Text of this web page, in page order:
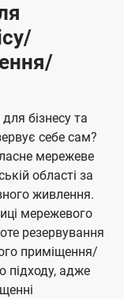
бізнесу та
себе сам?
мережеве
області за
живлення.
мережевого
резервування
приміщення/
підходу, адже